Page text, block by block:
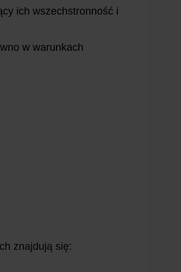
ich wszechstronność i
w warunkach
znajdują się: